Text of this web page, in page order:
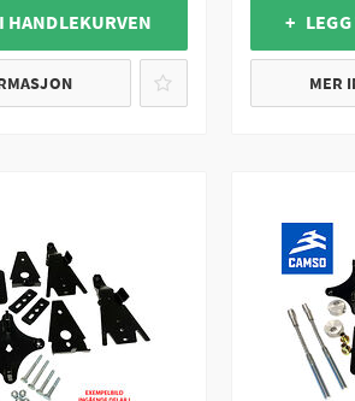
HANDLEKURVEN + LEGG
MER